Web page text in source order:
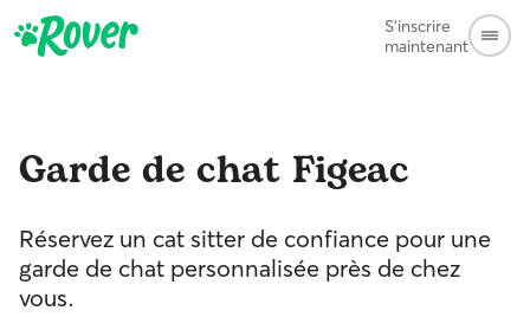
S'inscrire
maintenant
Garde de chat Figeac
Réservez un cat sitter de confiance pour une
garde de chat personnalisée près de chez
vous.